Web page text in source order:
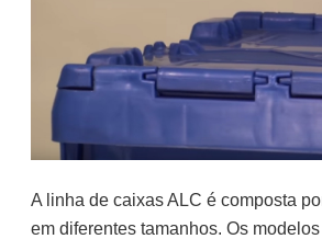
A linha de caixas ALC é composta
em diferentes tamanhos. Os